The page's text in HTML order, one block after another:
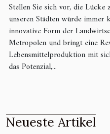
Stellen Sie sich vor, die
unseren Städten würde
innovative Form der
Metropolen und bringt eine
Lebensmittelproduktion mit
das Potenzial,...
Neueste Artikel